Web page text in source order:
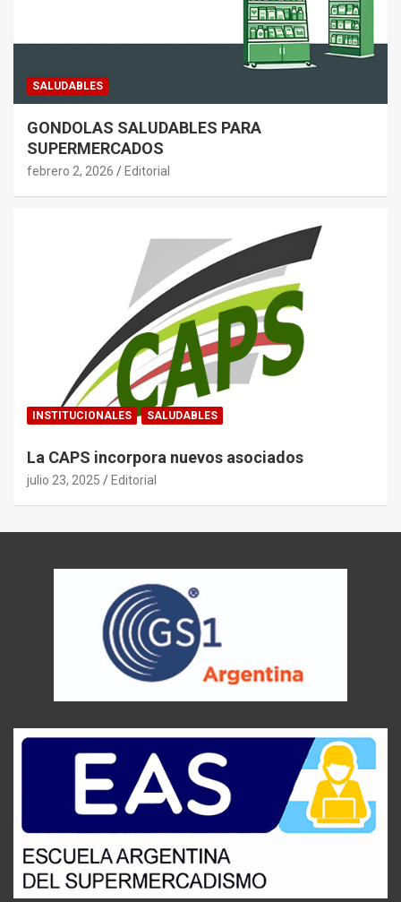
SALUDABLES
GONDOLAS SALUDABLES PARA
SUPERMERCADOS
febrero 2, 2026 Editorial
INSTITUCIONALES SALUDABLES
La CAPS incorpora nuevos asociados
julio 23, 2025 Editorial